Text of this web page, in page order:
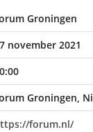
Groningen
november 2021
Groningen,
forum.nl/